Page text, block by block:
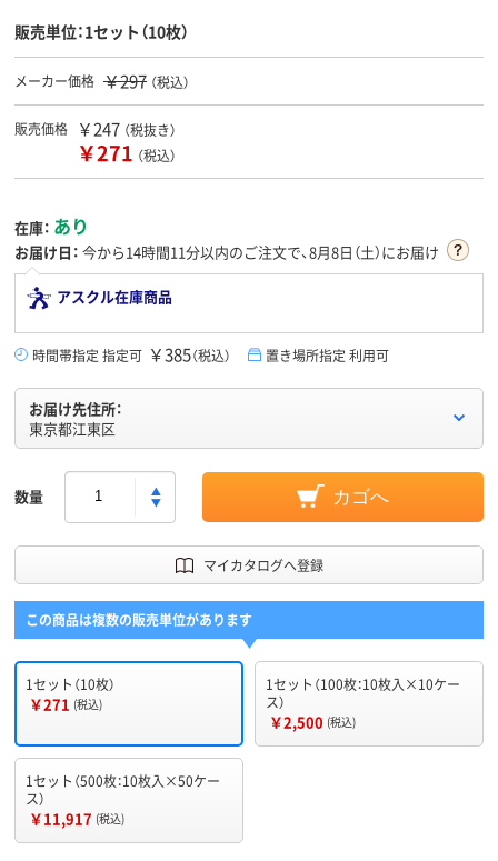
販売単位：1セット（10枚）
メーカー価格 ￥297 （税込）
販売価格 ￥247 （税抜き）
￥271 （税込）
在庫： あり
お届け日： 今から14時間11分以内のご注文で、8月8日（土）にお届け
アスクル在庫商品
時間帯指定 指定可 ￥385（税込） 置き場所指定 利用可
お届け先住所：
東京都江東区
数量 カゴへ
マイカタログへ登録
この商品は複数の販売単位があります
1セット（10枚）
￥271 (税込)
1セット（100枚：10枚入×10ケー
ス）
￥2,500 (税込)
1セット（500枚：10枚入×50ケー
ス）
￥11,917 (税込)